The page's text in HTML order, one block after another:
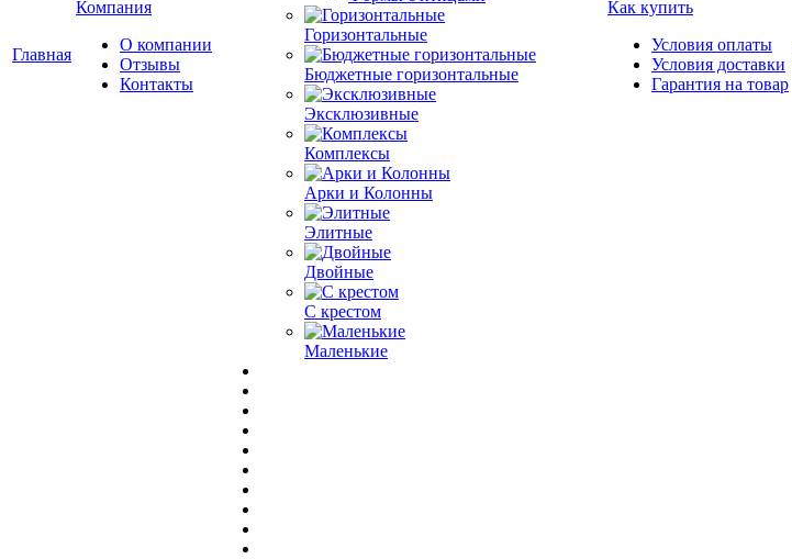
Главная
Компания
О компании
Отзывы
Контакты
Горизонтальные
Бюджетные горизонтальные
Эксклюзивные
Комплексы
Арки и Колонны
Элитные
Двойные
С крестом
Маленькие
Как купить
Условия оплаты
Условия доставки
Гарантия на товар